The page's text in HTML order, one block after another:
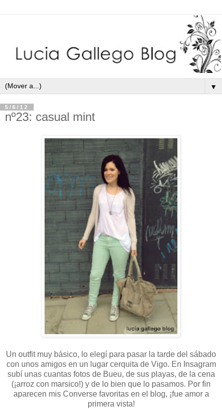
▼
5/6/12
nº23: casual mint
Un outfit muy básico, lo elegí para pasar la tarde del sábado
con unos amigos en un lugar cerquita de Vigo. En Insagram
subí unas cuantas fotos de Bueu, de sus playas, de la cena
(¡arroz con marsico!) y de lo bien que lo pasamos. Por fin
aparecen mis Converse favoritas en el blog, ¡fue amor a
primera vista!